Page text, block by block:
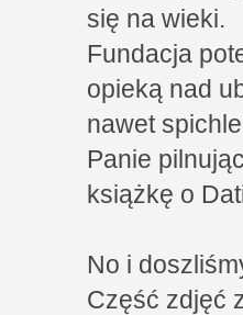
się na wieki.
Fundacja
opieką nad
nawet
Panie
książkę o
No i
Część zdjęć